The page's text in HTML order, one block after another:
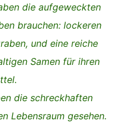
die aufgeweckten
brauchen: lockeren
und eine reiche
Samen für ihren
die schreckhaften
Lebensraum gesehen.